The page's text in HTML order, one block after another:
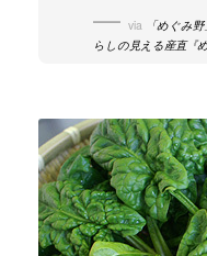
via
「めぐみ
らしの見える産直『